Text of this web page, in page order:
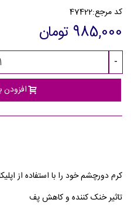
کد مرجع:47422
985,000 تومان
-
افزودن
کرم دورچشم خود را با استفاده از
تاثیر خنک کننده و کاهش پف